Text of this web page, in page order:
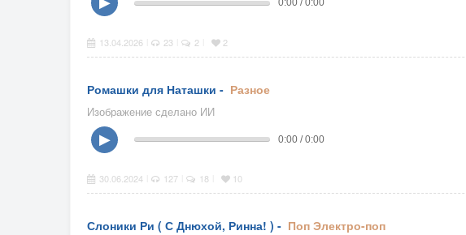
0:00 / 0:00
13.04.2026 23 2 2
Ромашки для Наташки - Разное
Изображение сделано ИИ
▶ 0:00 / 0:00
30.06.2024 127 18 10
Слоники Ри ( С Днюхой, Ринна! ) - Поп Электро-поп